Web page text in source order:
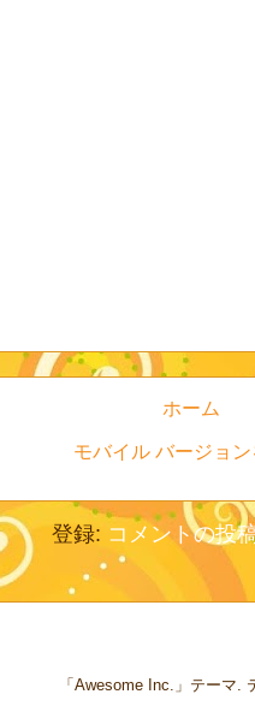
ホーム
モバイル バージョ
登録: コメントの投
「Awesome Inc.」テーマ.